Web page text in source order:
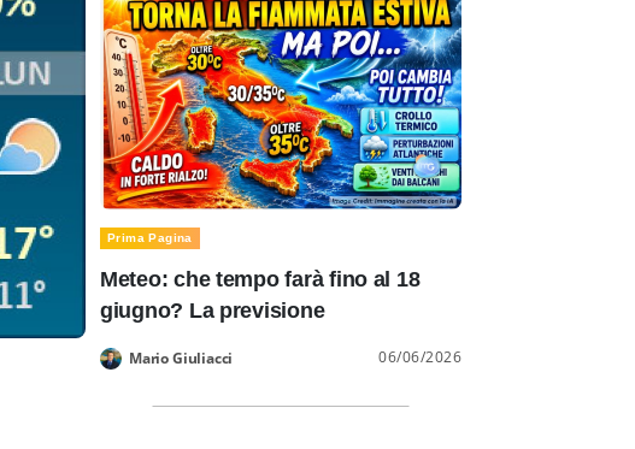
Prima Pagina
Meteo: che tempo farà fino al 18
giugno? La previsione
Mario Giuliacci 06/06/2026